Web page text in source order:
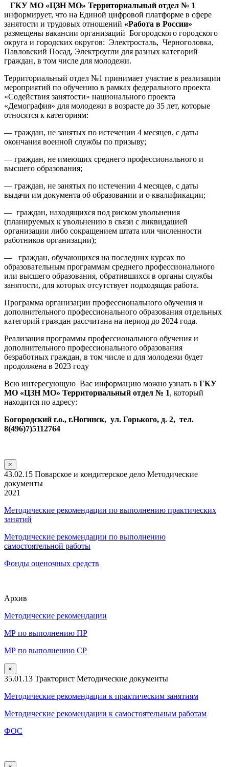
ГКУ МО «ЦЗН МО» Территориальный отдел № 1
информирует, что на Единой цифровой платформе в сфере
занятости и трудовых отношений «Работа в России»
размещены вакансии организаций Богородского городского
округа и городских округов: Электросталь, Черноголовка,
Павловский Посад, Электроугли для разных категорий
граждан, в том числе для молодежи.
Территориальный отдел №1 принимает участие в реализации
мероприятий по обучению в рамках федерального проекта
«Содействия занятости» национального проекта
«Демография» для молодежи в возрасте до 35 лет, которые
относятся к категориям:
— граждан, не занятых по истечении 4 месяцев, с даты
окончания военной службы по призыву;
— граждан, не имеющих среднего профессионального и
высшего образования;
— граждан, не занятых по истечении 4 месяцев, с даты
выдачи им документа об образовании и о квалификации;
— граждан, находящихся под риском увольнения
(планируемых к увольнению в связи с ликвидацией
организации либо сокращением штата или численности
работников организации);
— граждан, обучающихся на последних курсах по
образовательным программам среднего профессионального
или высшего образования, обратившихся в органы службы
занятости, для которых отсутствует подходящая работа.
Программа организации профессионального обучения и
дополнительного профессионального образования отдельных
категорий граждан рассчитана на период до 2024 года.
Реализация программы профессионального обучения и
дополнительного профессионального образования
безработных граждан, в том числе и для молодежи будет
продолжена в 2023 году
Всю интересующую Вас информацию можно узнать в ГКУ
МО «ЦЗН МО» Территориальный отдел № 1, который
находится по адресу:
Богородский г.о., г.Ногинск, ул. Горького, д. 2, тел.
8(496)7)5112764
×
43.02.15 Поварское и кондитерское дело Методические
документы
2021
Методические рекомендации по выполнению практических
занятий
Методические рекомендации по выполнению
самостоятельной работы
Фонды оценочных средств
Архив
Методические рекомендации
МР по выполнению ПР
МР по выполнению СР
×
35.01.13 Тракторист Методические документы
Методические рекомендации к практическим занятиям
Методические рекомендации к самостоятельным работам
ФОС